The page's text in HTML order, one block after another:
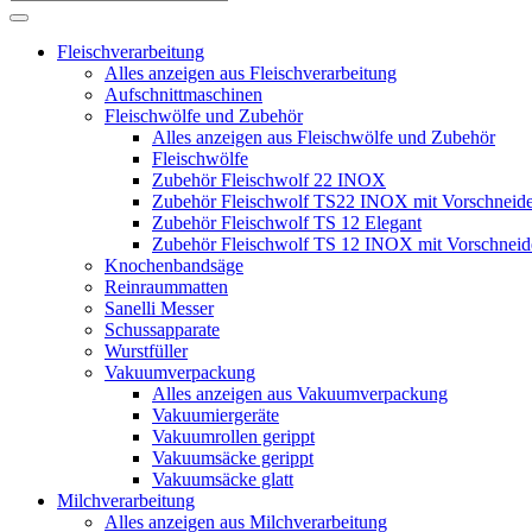
Fleischverarbeitung
Alles anzeigen aus Fleischverarbeitung
Aufschnittmaschinen
Fleischwölfe und Zubehör
Alles anzeigen aus Fleischwölfe und Zubehör
Fleischwölfe
Zubehör Fleischwolf 22 INOX
Zubehör Fleischwolf TS22 INOX mit
Zubehör Fleischwolf TS 12 Elegant
Zubehör Fleischwolf TS 12 INOX mit
Knochenbandsäge
Reinraummatten
Sanelli Messer
Schussapparate
Wurstfüller
Vakuumverpackung
Alles anzeigen aus Vakuumverpackung
Vakuumiergeräte
Vakuumrollen gerippt
Vakuumsäcke gerippt
Vakuumsäcke glatt
Milchverarbeitung
Alles anzeigen aus Milchverarbeitung